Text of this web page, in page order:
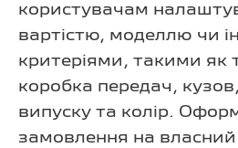
користувачам
вартістю, моделлю чи
критеріями, такими як
коробка передач,
випуску та колір.
замовлення на власний